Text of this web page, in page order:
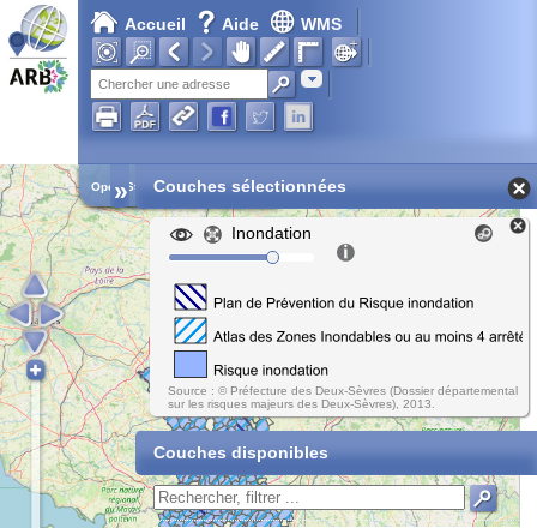
Accueil Aide WMS
Adresse
Open Street Map
» Couches sélectionnées
Inondation
Source : © Préfecture des Deux-Sèvres (Dossier départemental
sur les risques majeurs des Deux-Sèvres), 2013.
Couches disponibles